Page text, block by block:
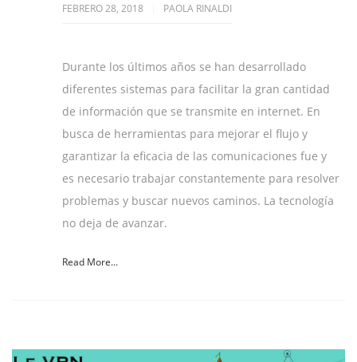
FEBRERO 28, 2018 PAOLA RINALDI
Durante los últimos años se han desarrollado
diferentes sistemas para facilitar la gran cantidad
de información que se transmite en internet. En
busca de herramientas para mejorar el flujo y
garantizar la eficacia de las comunicaciones fue y
es necesario trabajar constantemente para resolver
problemas y buscar nuevos caminos. La tecnología
no deja de avanzar.
Read More...